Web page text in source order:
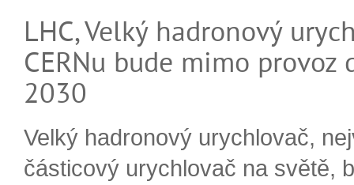
LHC, Velký hadronový
CERNu bude mimo provoz
2030
Velký hadronový urychlovač,
částicový urychlovač na světě,